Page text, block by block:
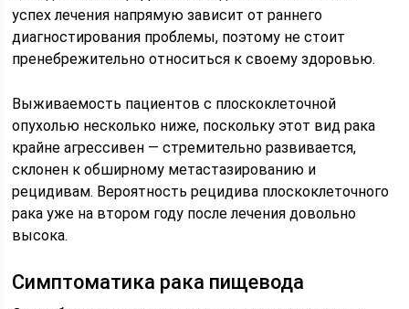
успех лечения напрямую зависит от раннего
диагностирования проблемы, поэтому не стоит
пренебрежительно относиться к своему здоровью.
Выживаемость пациентов с плоскоклеточной
опухолью несколько ниже, поскольку этот вид рака
крайне агрессивен — стремительно развивается,
склонен к обширному метастазированию и
рецидивам. Вероятность рецидива плоскоклеточного
рака уже на втором году после лечения довольно
высока.
Симптоматика рака пищевода